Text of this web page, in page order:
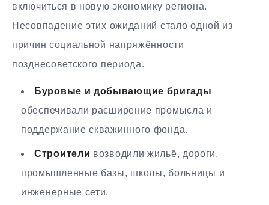
включиться в новую экономику региона.
Несовпадение этих ожиданий стало одной из
причин социальной напряжённости
позднесоветского периода.
Буровые и добывающие бригады
обеспечивали расширение промысла и
поддержание скважинного фонда.
Строители возводили жильё, дороги,
промышленные базы, школы, больницы и
инженерные сети.